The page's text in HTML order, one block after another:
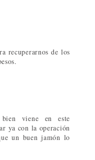
recuperarnos de los
viene en este
ya con la operación
un buen jamón lo